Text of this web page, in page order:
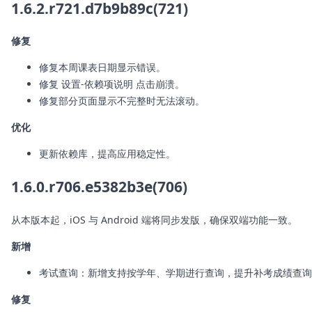
1.6.2.r721.d7b9b89c(721)
修复
修复本周课表日期显示错误。
修复 设置-依赖项说明 点击崩溃。
修复部分页面显示不完整时无法滚动。
优化
更新依赖库，提高应用稳定性。
1.6.0.r706.e5382b3e(706)
从本版本起，iOS 与 Android 端将同步发版，确保双端功能一致。
新增
考试查询：新增支持按学年、学期进行查询，提升补考成绩查
修复